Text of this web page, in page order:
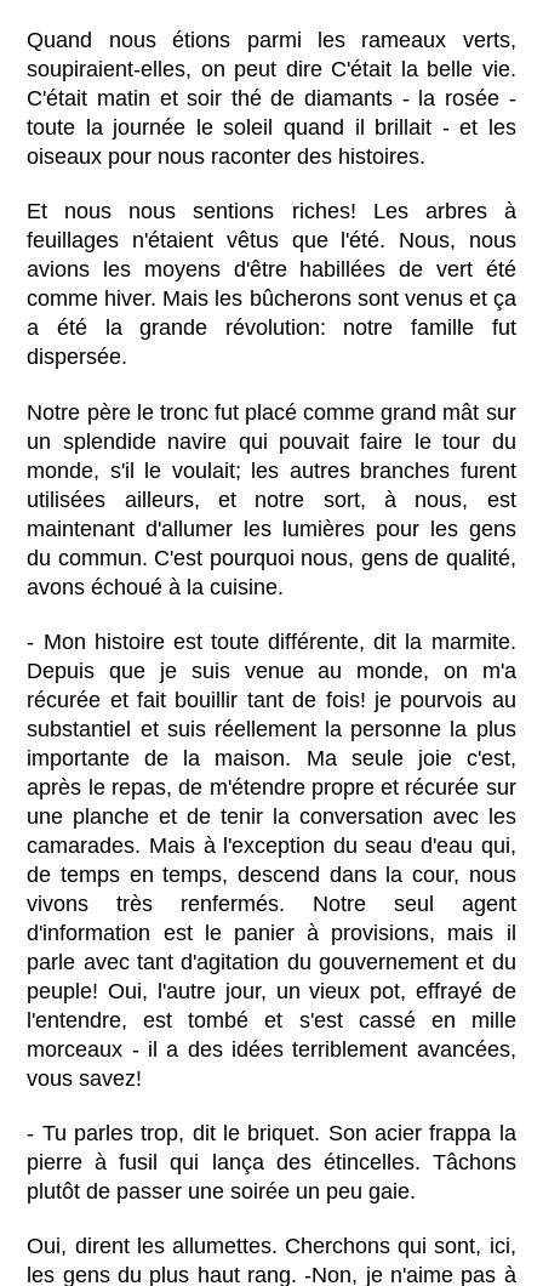
Quand nous étions parmi les rameaux verts,
soupiraient-elles, on peut dire C'était la belle vie.
C'était matin et soir thé de diamants - la rosée -
toute la journée le soleil quand il brillait - et les
oiseaux pour nous raconter des histoires.
Et nous nous sentions riches! Les arbres à
feuillages n'étaient vêtus que l'été. Nous, nous
avions les moyens d'être habillées de vert été
comme hiver. Mais les bûcherons sont venus et ça
a été la grande révolution: notre famille fut
dispersée.
Notre père le tronc fut placé comme grand mât sur
un splendide navire qui pouvait faire le tour du
monde, s'il le voulait; les autres branches furent
utilisées ailleurs, et notre sort, à nous, est
maintenant d'allumer les lumières pour les gens
du commun. C'est pourquoi nous, gens de qualité,
avons échoué à la cuisine.
- Mon histoire est toute différente, dit la marmite.
Depuis que je suis venue au monde, on m'a
récurée et fait bouillir tant de fois! je pourvois au
substantiel et suis réellement la personne la plus
importante de la maison. Ma seule joie c'est,
après le repas, de m'étendre propre et récurée sur
une planche et de tenir la conversation avec les
camarades. Mais à l'exception du seau d'eau qui,
de temps en temps, descend dans la cour, nous
vivons très renfermés. Notre seul agent
d'information est le panier à provisions, mais il
parle avec tant d'agitation du gouvernement et du
peuple! Oui, l'autre jour, un vieux pot, effrayé de
l'entendre, est tombé et s'est cassé en mille
morceaux - il a des idées terriblement avancées,
vous savez!
- Tu parles trop, dit le briquet. Son acier frappa la
pierre à fusil qui lança des étincelles. Tâchons
plutôt de passer une soirée un peu gaie.
Oui, dirent les allumettes. Cherchons qui sont, ici,
les gens du plus haut rang. -Non, je n'aime pas à